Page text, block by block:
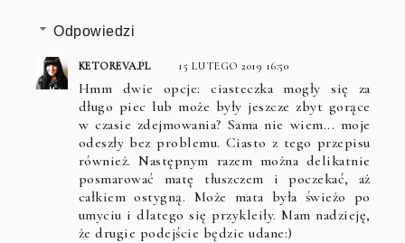
Odpowiedzi
KETOREVA.PL 15 LUTEGO 2019 16:50
Hmm dwie opcje: ciasteczka mogły się za
długo piec lub może były jeszcze zbyt gorące
w czasie zdejmowania? Sama nie wiem... moje
odeszły bez problemu. Ciasto z tego przepisu
również. Następnym razem można delikatnie
posmarować matę tłuszczem i poczekać, aż
całkiem ostygną. Może mata była świeżo po
umyciu i dlatego się przykleiły. Mam nadzieję,
że drugie podejście będzie udane:)